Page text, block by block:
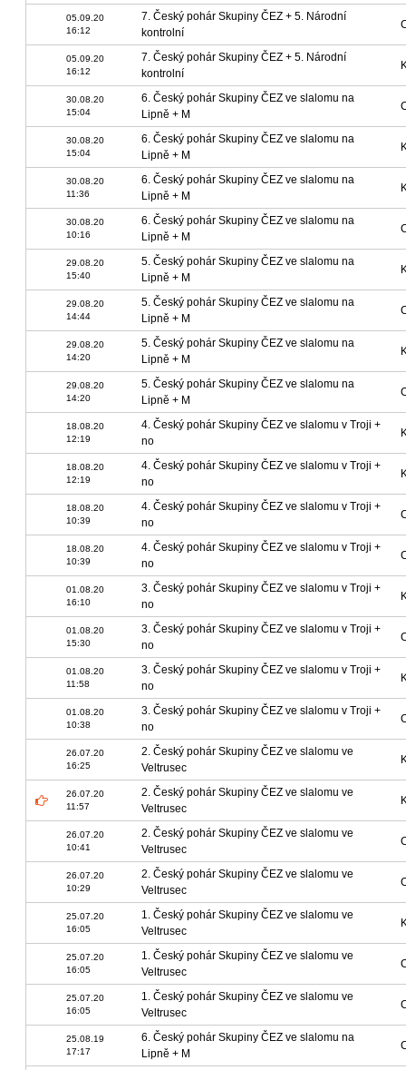
05.09.20
16:12
7. Český pohár Skupiny ČEZ + 5. Národní
kontrolní
05.09.20
16:12
7. Český pohár Skupiny ČEZ + 5. Národní
kontrolní
30.08.20
15:04
6. Český pohár Skupiny ČEZ ve slalomu na
Lipně + M
30.08.20
15:04
6. Český pohár Skupiny ČEZ ve slalomu na
Lipně + M
30.08.20
11:36
6. Český pohár Skupiny ČEZ ve slalomu na
Lipně + M
30.08.20
10:16
6. Český pohár Skupiny ČEZ ve slalomu na
Lipně + M
29.08.20
15:40
5. Český pohár Skupiny ČEZ ve slalomu na
Lipně + M
29.08.20
14:44
5. Český pohár Skupiny ČEZ ve slalomu na
Lipně + M
29.08.20
14:20
5. Český pohár Skupiny ČEZ ve slalomu na
Lipně + M
29.08.20
14:20
5. Český pohár Skupiny ČEZ ve slalomu na
Lipně + M
18.08.20
12:19
4. Český pohár Skupiny ČEZ ve slalomu v Troji +
no
18.08.20
12:19
4. Český pohár Skupiny ČEZ ve slalomu v Troji +
no
18.08.20
10:39
4. Český pohár Skupiny ČEZ ve slalomu v Troji +
no
18.08.20
10:39
4. Český pohár Skupiny ČEZ ve slalomu v Troji +
no
01.08.20
16:10
3. Český pohár Skupiny ČEZ ve slalomu v Troji +
no
01.08.20
15:30
3. Český pohár Skupiny ČEZ ve slalomu v Troji +
no
01.08.20
11:58
3. Český pohár Skupiny ČEZ ve slalomu v Troji +
no
01.08.20
10:38
3. Český pohár Skupiny ČEZ ve slalomu v Troji +
no
26.07.20
16:25
2. Český pohár Skupiny ČEZ ve slalomu ve
Veltrusec
26.07.20
11:57
2. Český pohár Skupiny ČEZ ve slalomu ve
Veltrusec
26.07.20
10:41
2. Český pohár Skupiny ČEZ ve slalomu ve
Veltrusec
26.07.20
10:29
2. Český pohár Skupiny ČEZ ve slalomu ve
Veltrusec
25.07.20
16:05
1. Český pohár Skupiny ČEZ ve slalomu ve
Veltrusec
25.07.20
16:05
1. Český pohár Skupiny ČEZ ve slalomu ve
Veltrusec
25.07.20
16:05
1. Český pohár Skupiny ČEZ ve slalomu ve
Veltrusec
25.08.19
17:17
6. Český pohár Skupiny ČEZ ve slalomu na
Lipně + M